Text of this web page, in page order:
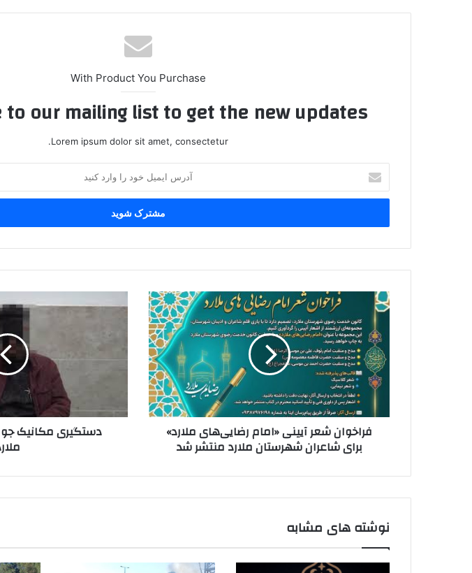
With Product You Purchase
our mailing list to get the new updates!
Lorem ipsum dolor sit amet, consectetur.
ایمیل
خود
وارد
فراخوان
شعر
آیینی
«امام
رضایی‌های
ملارد»
برای
شاعران
شهرستان
فراخوان شعر آیینی «امام رضایی‌های ملارد»
برای شاعران شهرستان ملارد منتشر شد
مکانیک
دستگیری مکانیک
نوشته های مشابه